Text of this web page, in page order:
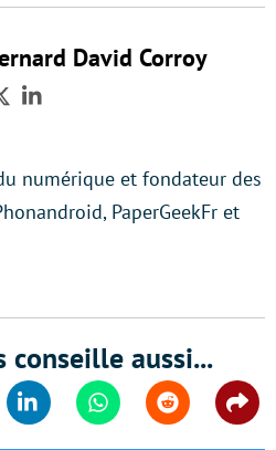
David Corroy
LinkedIn
numérique et fondateur des
PaperGeekFr et
conseille aussi...
Linkedin WhatsappReddit